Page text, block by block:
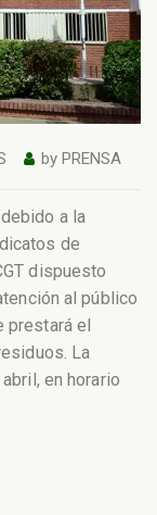
by PRENSA
a la
de
dispuesto
al público
el
La
en horario